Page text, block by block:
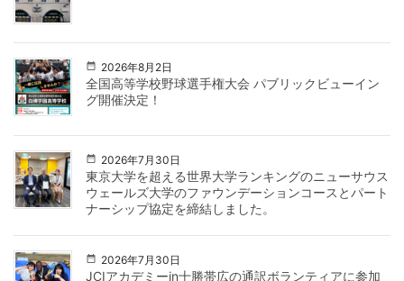
2026年8月2日
全国高等学校野球選手権大会 パブリックビューイン
グ開催決定！
2026年7月30日
東京大学を超える世界大学ランキングのニューサウス
ウェールズ大学のファウンデーションコースとパート
ナーシップ協定を締結しました。
2026年7月30日
JCIアカデミーin十勝帯広の通訳ボランティアに参加